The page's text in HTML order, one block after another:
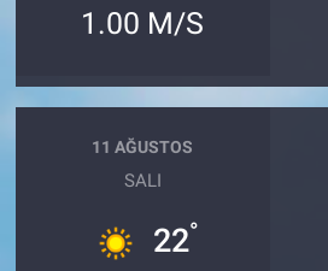
1.00 M/S
11 AĞUSTOS
SALI
22°